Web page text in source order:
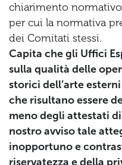
chiarimento
per cui la normativa
dei Comitati stessi.
Capita che gli Uffici
sulla qualità delle
storici dell’arte
che risultano essere
meno degli attestati
nostro avviso tale
inopportuno e
riservatezza e della